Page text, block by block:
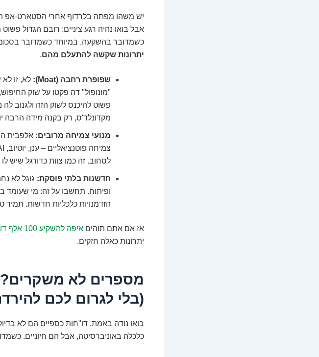
יש משהו מפתה בלרדוף אחרי הסטארט-אפ
אבל בואו נהיה רגע ציניים: רובם הגדול
כשמדובר בהשקעה, במיוחד כשמדובר
יתרונות שקשה להתעלם מהם.
שפופרת רחבה (Moat):
לא, זו
"מונופול" דה פקטו על שוק
פשוט להיכנס לשוק הזה ולגנוב
מקדונלד'ס, רק בקנה מידה הרבה
מנועי צמיחה מרובים: אלפבית
לסחוב. זה כמו צוות כדורגל שיש
חדשנות בלתי פוסקת: גוגל לא
ופיתוח. תחשבו על זה: מי שעומד
הזדמנויות כלכליות חדשות.
אז אם אתם תוהים איפה להשקיע 100 אלף דולר
יתרונות כאלה חזקים.
מספרים לא משקרים?
(בלי לגרום לכם
בואו נודה באמת, דו"חות כספיים הם לא
כלכלה באוניברסיטה, אבל הם חיוניים.